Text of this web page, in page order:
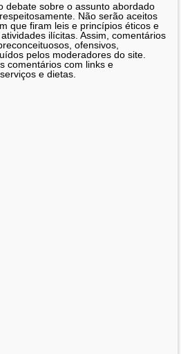
debate sobre o assunto abordado
Não serão aceitos
que firam leis e princípios éticos e
ilícitas. Assim, comentários
ofensivos,
pelos moderadores do site.
comentários com links e
e dietas.